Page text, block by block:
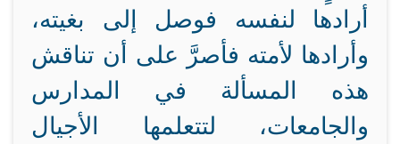
أرادها لنفسه فوصل إلى بغيته،
وأرادها لأمته فأصرَّ على أن تناقش
هذه المسألة في المدارس
والجامعات، لتتعلمها الأجيال